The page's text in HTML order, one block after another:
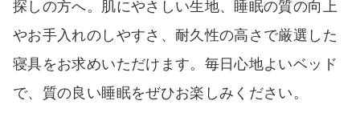
探しの方へ。肌にやさしい生地、睡眠の質の向上
やお手入れのしやすさ、耐久性の高さで厳選した
寝具をお求めいただけます。毎日心地よいベッド
で、質の良い睡眠をぜひお楽しみください。